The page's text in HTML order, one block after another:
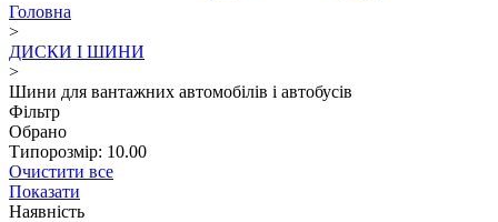
Головна
>
ДИСКИ І ШИНИ
>
Шини для вантажних автомобілів і автобусів
Фільтр
Обрано
Типорозмір: 10.00
Очистити все
Показати
Наявність